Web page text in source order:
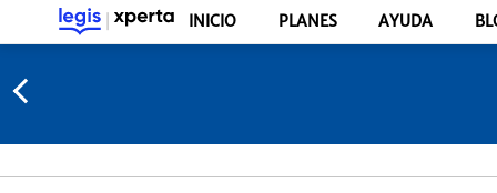
INICIO PLANES AYUDA